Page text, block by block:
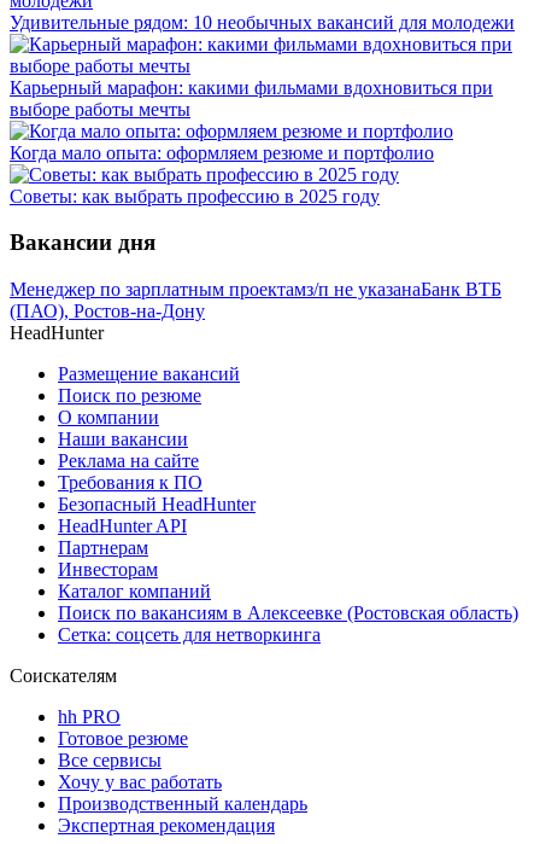
Удивительные рядом: 10 необычных вакансий для молодежи
Карьерный марафон: какими фильмами вдохновиться при
выборе работы мечты
Когда мало опыта: оформляем резюме и портфолио
Советы: как выбрать профессию в 2025 году
Вакансии дня
Менеджер по зарплатным проектамз/п не указанаБанк ВТБ
(ПАО), Ростов-на-Дону
HeadHunter
Размещение вакансий
Поиск по резюме
О компании
Наши вакансии
Реклама на сайте
Требования к ПО
Безопасный HeadHunter
HeadHunter API
Партнерам
Инвесторам
Каталог компаний
Поиск по вакансиям в Алексеевке (Ростовская область)
Сетка: соцсеть для нетворкинга
Соискателям
hh PRO
Готовое резюме
Все сервисы
Хочу у вас работать
Производственный календарь
Экспертная рекомендация